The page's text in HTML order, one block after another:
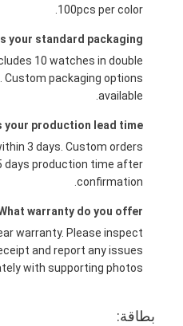
100pcs per color.
your standard packaging?
10 watches in double
Custom packaging options
available.
your production lead time?
3 days. Custom orders
days production time after
confirmation.
warranty do you offer?
warranty. Please inspect
and report any issues
with supporting photos.
بطاقة: